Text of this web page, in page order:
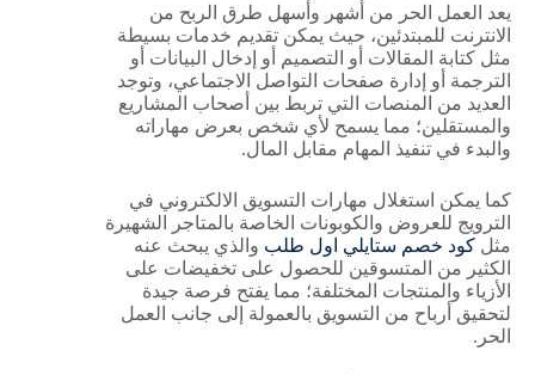
يعد العمل الحر من أشهر وأسهل طرق الربح من
الانترنت للمبتدئين، حيث يمكن تقديم خدمات بسيطة
مثل كتابة المقالات أو التصميم أو إدخال البيانات أو
الترجمة أو إدارة صفحات التواصل الاجتماعي، وتوجد
العديد من المنصات التي تربط بين أصحاب المشاريع
والمستقلين؛ مما يسمح لأي شخص بعرض مهاراته
والبدء في تنفيذ المهام مقابل المال.
كما يمكن استغلال مهارات التسويق الالكتروني في
الترويج للعروض والكوبونات الخاصة بالمتاجر الشهيرة
مثل كود خصم ستايلي اول طلب والذي يبحث عنه
الكثير من المتسوقين للحصول على تخفيضات على
الأزياء والمنتجات المختلفة؛ مما يفتح فرصة جيدة
لتحقيق أرباح من التسويق بالعمولة إلى جانب العمل
الحر.